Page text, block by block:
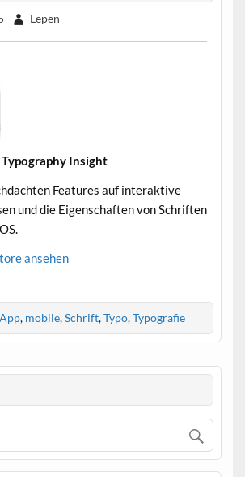
Lepen
Typography Insight
Features auf interaktive
und die Eigenschaften von Schriften
ansehen
App, mobile,Schrift,Typo,Typografie